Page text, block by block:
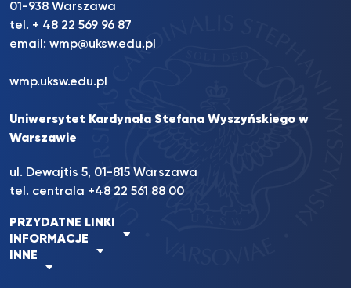
01-938 Warszawa
tel. + 48 22 569 96 87
email: wmp@uksw.edu.pl
wmp.uksw.edu.pl
Uniwersytet Kardynała Stefana Wyszyńskiego w
Warszawie
ul. Dewajtis 5, 01-815 Warszawa
tel. centrala +48 22 561 88 00
PRZYDATNE LINKI
INFORMACJE
INNE